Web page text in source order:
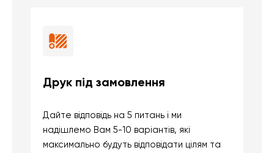
Друк під замовлення
Дайте відповідь на 5 питань і ми
надішлемо Вам 5-10 варіантів, які
максимально будуть відповідати цілям та